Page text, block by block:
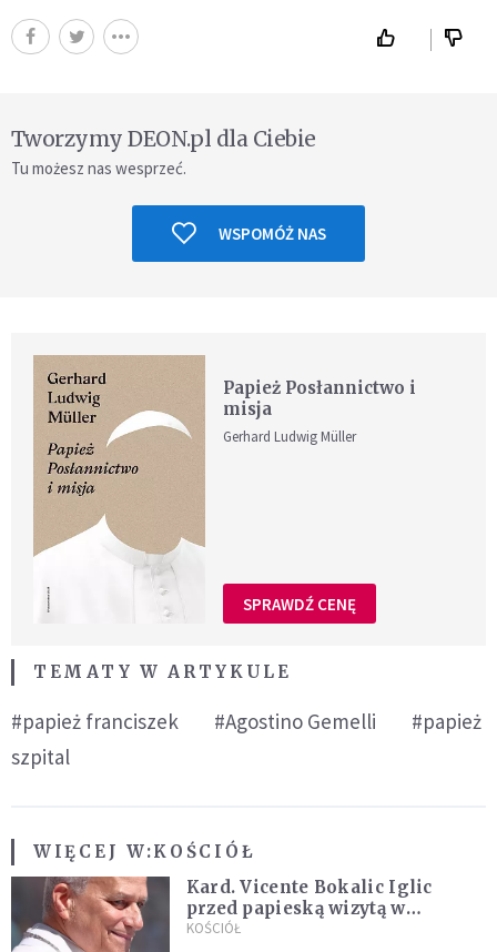
Tworzymy DEON.pl dla Ciebie
Tu możesz nas wesprzeć.
WSPOMÓŻ NAS
Papież Posłannictwo i
misja
Gerhard Ludwig Müller
SPRAWDŹ CENĘ
TEMATY W ARTYKULE
#papież franciszek #Agostino Gemelli
#papież
szpital
WIĘCEJ W:KOŚCIÓŁ
Kard. Vicente Bokalic Iglic
przed papieską wizytą w
Argentynie: Nasz pokorny lud
KOŚCIÓŁ